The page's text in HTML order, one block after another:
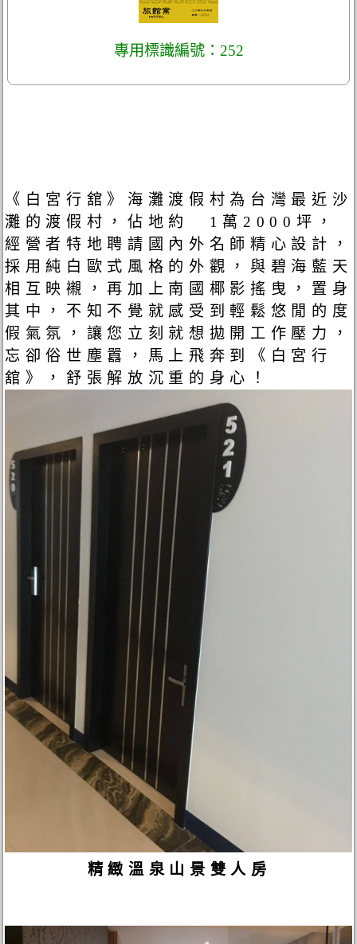
專用標識編號：252
《白宮行舘》海灘渡假村為台灣最近沙
灘的渡假村，佔地約 1萬2000坪，
經營者特地聘請國內外名師精心設計，
採用純白歐式風格的外觀，與碧海藍天
相互映襯，再加上南國椰影搖曳，置身
其中，不知不覺就感受到輕鬆悠閒的度
假氣氛，讓您立刻就想拋開工作壓力，
忘卻俗世塵囂，馬上飛奔到《白宮行
舘》，舒張解放沉重的身心！
精緻溫泉山景雙人房